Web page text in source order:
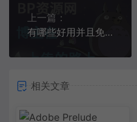
上一篇：
有哪些好用并且免费的视频剪辑软件？
相关文章